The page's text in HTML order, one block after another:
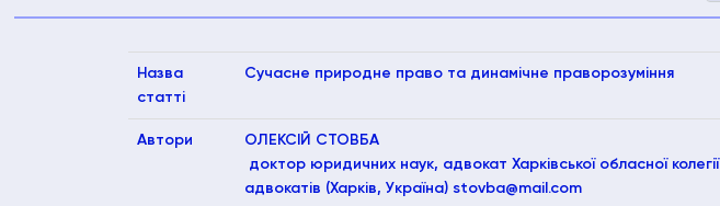
Назва
статті
Сучасне природне право та динамічне праворозуміння
Автори
ОЛЕКСІЙ СТОВБА
доктор юридичних наук, адвокат Харківської обласної колегії
адвокатів (Харків, Україна) stovba@mail.com